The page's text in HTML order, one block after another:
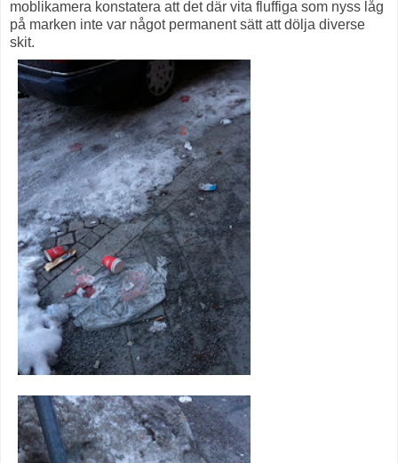
moblikamera konstatera att det där vita fluffiga som nyss låg
på marken inte var något permanent sätt att dölja diverse
skit.